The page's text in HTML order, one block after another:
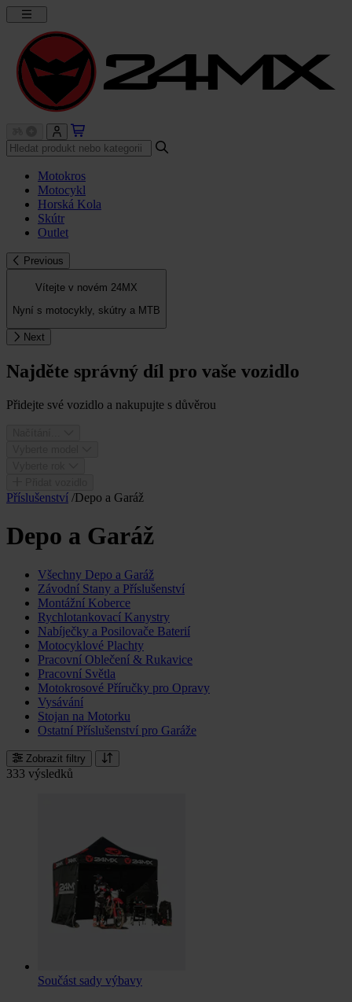
Motokros
Motocykl
Horská Kola
Skútr
Outlet
Previous
Vítejte v novém 24MX
Nyní s motocykly, skútry a MTB
Next
Najděte správný díl pro vaše vozidlo
Přidejte své vozidlo a nakupujte s důvěrou
Příslušenství /Depo a Garáž
Depo a Garáž
Všechny Depo a Garáž
Závodní Stany a Příslušenství
Montážní Koberce
Rychlotankovací Kanystry
Nabíječky a Posilovače Baterií
Motocyklové Plachty
Pracovní Oblečení & Rukavice
Pracovní Světla
Motokrosové Příručky pro Opravy
Vysávání
Stojan na Motorku
Ostatní Příslušenství pro Garáže
Zobrazit filtry
333 výsledků
Součást sady výbavy